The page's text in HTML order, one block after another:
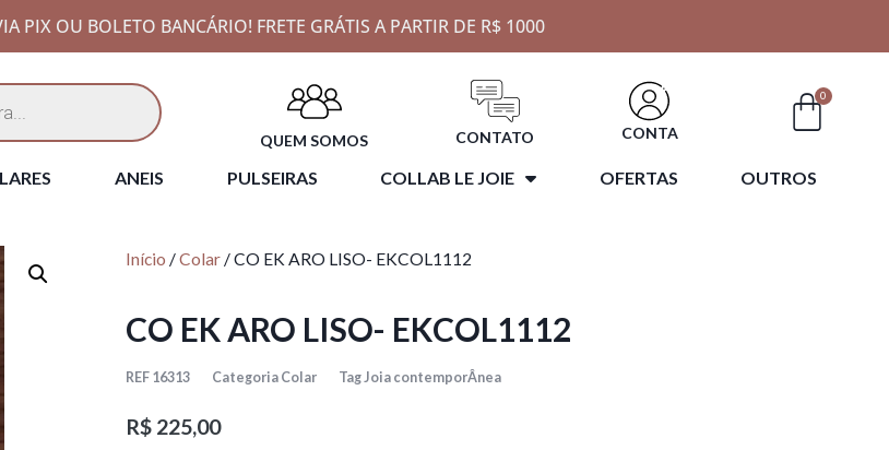
PIX OU BOLETO BANCÁRIO! FRETE GRÁTIS A PARTIR DE R$ 1000
QUEM SOMOS CONTATO CONTA
0
ANEIS PULSEIRAS COLLAB LE JOIE OFERTAS OUTROS
Início /Colar / CO EK ARO LISO- EKCOL1112
CO EK ARO LISO- EKCOL1112
REF 16313 Categoria Colar Tag Joia contemporÂnea
R$ 225,00